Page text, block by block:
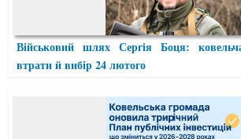
Військовий шлях Сергія Боця:
втрати й вибір 24 лютого